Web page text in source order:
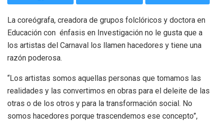
La coreógrafa, creadora de grupos folclóricos y doctora en
Educación con énfasis en Investigación no le gusta que a
los artistas del Carnaval los llamen hacedores y tiene una
razón poderosa.
“Los artistas somos aquellas personas que tomamos las
realidades y las convertimos en obras para el deleite de las
otras o de los otros y para la transformación social. No
somos hacedores porque trascendemos ese concepto”,